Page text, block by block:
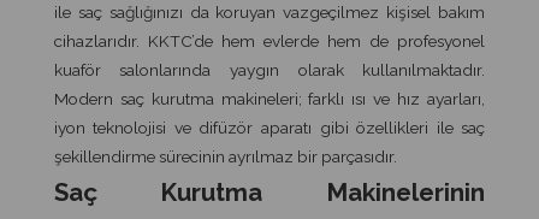
ile saç sağlığınızı da koruyan vazgeçilmez kişisel bakım
cihazlarıdır. KKTC’de hem evlerde hem de profesyonel
kuaför salonlarında yaygın olarak kullanılmaktadır.
Modern saç kurutma makineleri; farklı ısı ve hız ayarları,
iyon teknolojisi ve difüzör aparatı gibi özellikleri ile saç
şekillendirme sürecinin ayrılmaz bir parçasıdır.
Saç Kurutma Makinelerinin